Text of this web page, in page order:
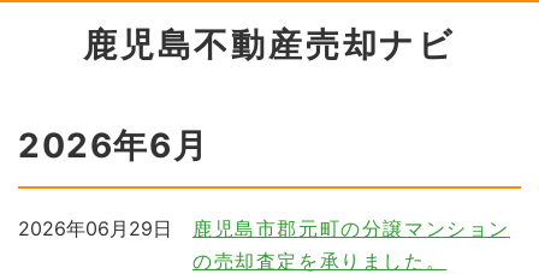
鹿児島不動産売却ナビ
2026年6月
鹿児島市郡元町の分譲マンション
の売却査定を承りました。
2026年06月29日